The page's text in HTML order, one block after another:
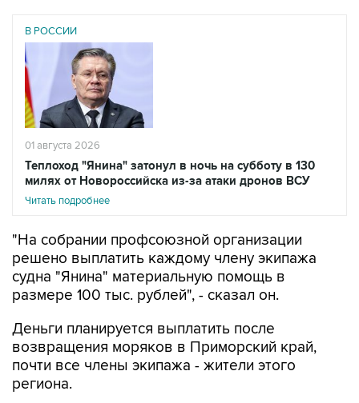
В РОССИИ
01 августа 2026
Теплоход "Янина" затонул в ночь на субботу в 130
милях от Новороссийска из-за атаки дронов ВСУ
Читать подробнее
"На собрании профсоюзной организации
решено выплатить каждому члену экипажа
судна "Янина" материальную помощь в
размере 100 тыс. рублей", - сказал он.
Деньги планируется выплатить после
возвращения моряков в Приморский край,
почти все члены экипажа - жители этого
региона.